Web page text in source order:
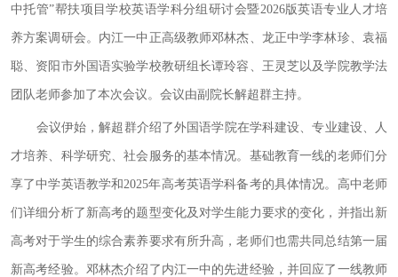
中托管”帮扶项目学校英语学科分组研讨会暨2026版英语专业人才培
养方案调研会。内江一中正高级教师邓林杰、龙正中学李林珍、袁福
聪、资阳市外国语实验学校教研组长谭玲容、王灵芝以及学院教学法
团队老师参加了本次会议。会议由副院长解超群主持。
会议伊始，解超群介绍了外国语学院在学科建设、专业建设、人
才培养、科学研究、社会服务的基本情况。基础教育一线的老师们分
享了中学英语教学和2025年高考英语学科备考的具体情况。高中老师
们详细分析了新高考的题型变化及对学生能力要求的变化，并指出新
高考对于学生的综合素养要求有所升高，老师们也需共同总结第一届
新高考经验。邓林杰介绍了内江一中的先进经验，并回应了一线教师